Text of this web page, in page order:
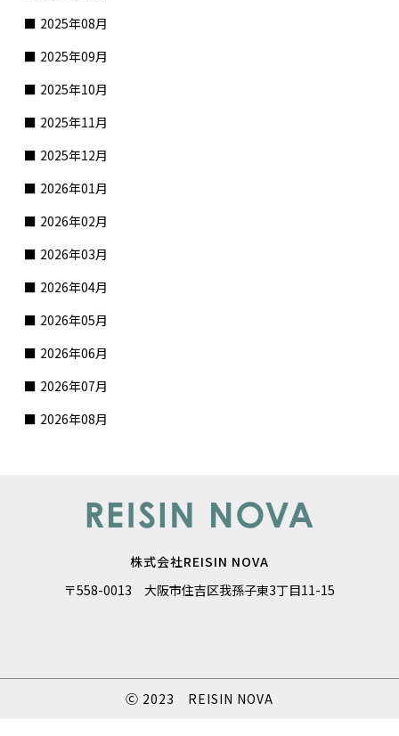
2025年08月
2025年09月
2025年10月
2025年11月
2025年12月
2026年01月
2026年02月
2026年03月
2026年04月
2026年05月
2026年06月
2026年07月
2026年08月
株式会社REISIN NOVA
〒558-0013 大阪市住吉区我孫子東3丁目11-15
Ⓒ 2023 REISIN NOVA